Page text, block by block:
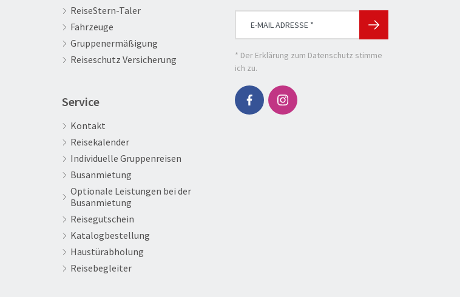
ReiseStern-Taler
Fahrzeuge
Gruppenermäßigung
Reiseschutz Versicherung
Service
Kontakt
Reisekalender
Individuelle Gruppenreisen
Busanmietung
Optionale Leistungen bei der
Busanmietung
Reisegutschein
Katalogbestellung
Haustürabholung
Reisebegleiter
* Der Erklärung zum Datenschutz stimme
ich zu.